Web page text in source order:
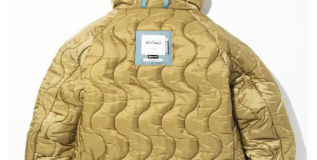
#マイナーグッド図鑑
#路地裏てぃーん。 #MONTHLY JOURNAL
#GH 銘品の所以 #フイナムのYouTube
#Commune H #FOCUS IT #AH.H
#ととけん #FASHION #MUSIC #MOVIE
#LIFESTYLE #SNEAKER #OUTDOOR
#SPORTS #HANDSOME HANDBOOK